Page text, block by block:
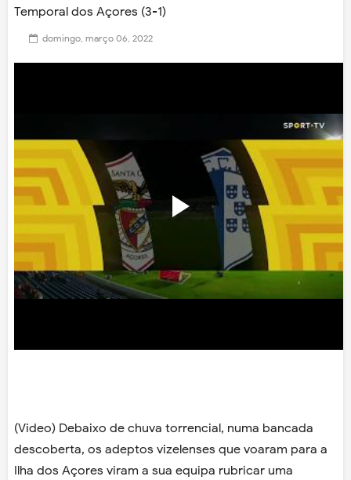
Temporal dos Açores (3-1)
domingo, março 06, 2022
(Video) Debaixo de chuva torrencial, numa bancada
descoberta, os adeptos vizelenses que voaram para a
Ilha dos Açores viram a sua equipa rubricar uma